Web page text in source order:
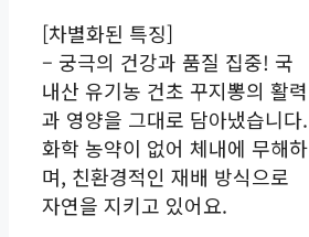
[차별화된 특징]
– 궁극의 건강과 품질 집중! 국
내산 유기농 건초 꾸지뽕의 활력
과 영양을 그대로 담아냈습니다.
화학 농약이 없어 체내에 무해하
며, 친환경적인 재배 방식으로
자연을 지키고 있어요.